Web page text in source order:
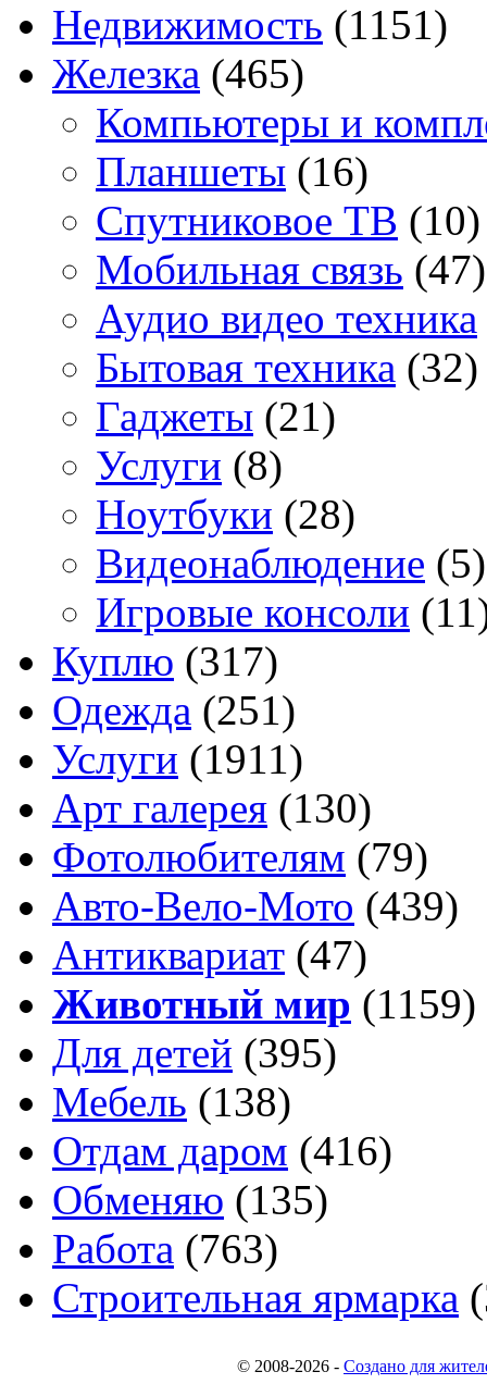
Недвижимость (1151)
Железка (465)
Компьютеры и
Планшеты (16)
Спутниковое ТВ (10)
Мобильная связь (47)
Аудио видео техника
Бытовая техника (32)
Гаджеты (21)
Услуги (8)
Ноутбуки (28)
Видеонаблюдение (5)
Игровые консоли
Куплю (317)
Одежда (251)
Услуги (1911)
Арт галерея (130)
Фотолюбителям (79)
Авто-Вело-Мото (439)
Антиквариат (47)
Животный мир (1159)
Для детей (395)
Мебель (138)
Отдам даром (416)
Обменяю (135)
Работа (763)
Строительная ярмарка
© 2008-2026 - Создано для